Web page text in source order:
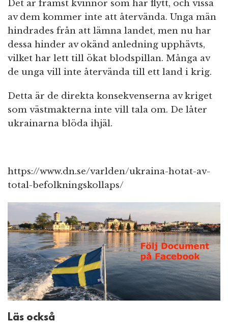
Det är främst kvinnor som har flytt, och vissa
av dem kommer inte att återvända. Unga män
hindrades från att lämna landet, men nu har
dessa hinder av okänd anledning upphävts,
vilket har lett till ökat blodspillan. Många av
de unga vill inte återvända till ett land i krig.
Detta är de direkta konsekvenserna av kriget
som västmakterna inte vill tala om. De låter
ukrainarna blöda ihjäl.
https://www.dn.se/varlden/ukraina-hotat-av-
total-befolkningskollaps/
Läs också